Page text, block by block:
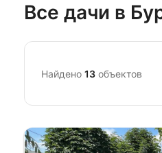
Все дачи в
Найдено13 объектов